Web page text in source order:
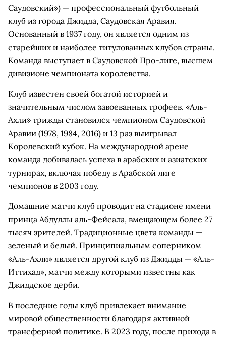
Саудовский») — профессиональный футбольный
клуб из города Джидда, Саудовская Аравия.
Основанный в 1937 году, он является одним из
старейших и наиболее титулованных клубов страны.
Команда выступает в Саудовской Про-лиге, высшем
дивизионе чемпионата королевства.
Клуб известен своей богатой историей и
значительным числом завоеванных трофеев. «Аль-
Ахли» трижды становился чемпионом Саудовской
Аравии (1978, 1984, 2016) и 13 раз выигрывал
Королевский кубок. На международной арене
команда добивалась успеха в арабских и азиатских
турнирах, включая победу в Арабской лиге
чемпионов в 2003 году.
Домашние матчи клуб проводит на стадионе имени
принца Абдуллы аль-Фейсала, вмещающем более 27
тысяч зрителей. Традиционные цвета команды —
зеленый и белый. Принципиальным соперником
«Аль-Ахли» является другой клуб из Джидды — «Аль-
Иттихад», матчи между которыми известны как
Джиддское дерби.
В последние годы клуб привлекает внимание
мировой общественности благодаря активной
трансферной политике. В 2023 году, после прихода в